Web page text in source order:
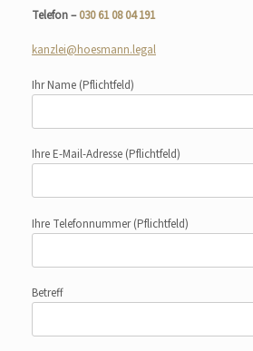
Telefon –030 61 08 04 191
kanzlei@hoesmann.legal
Ihr Name (Pflichtfeld)
Ihre E-Mail-Adresse (Pflichtfeld)
Ihre Telefonnummer(Pflichtfeld)
Betreff